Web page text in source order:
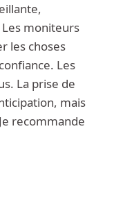
moniteurs
les choses
Les
La prise de
mais
recommande